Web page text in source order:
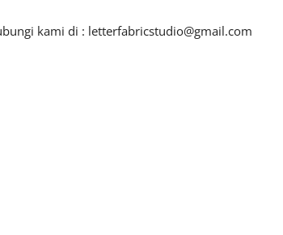
kami di : letterfabricstudio@gmail.com